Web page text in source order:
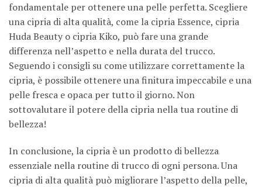
fondamentale per ottenere una pelle perfetta. Scegliere
una cipria di alta qualità, come la cipria Essence, cipria
Huda Beauty o cipria Kiko, può fare una grande
differenza nell’aspetto e nella durata del trucco.
Seguendo i consigli su come utilizzare correttamente la
cipria, è possibile ottenere una finitura impeccabile e una
pelle fresca e opaca per tutto il giorno. Non
sottovalutare il potere della cipria nella tua routine di
bellezza!
In conclusione, la cipria è un prodotto di bellezza
essenziale nella routine di trucco di ogni persona. Una
cipria di alta qualità può migliorare l’aspetto della pelle,